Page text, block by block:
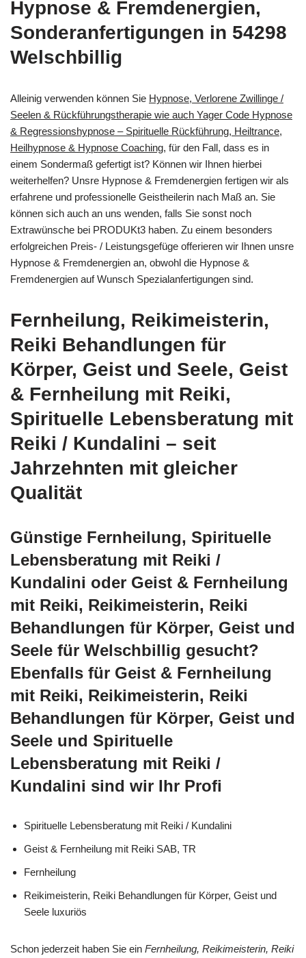
Hypnose & Fremdenergien,
Sonderanfertigungen in 54298
Welschbillig
Alleinig verwenden können Sie Hypnose, Verlorene Zwillinge /
Seelen & Rückführungstherapie wie auch Yager Code Hypnose
& Regressionshypnose – Spirituelle Rückführung, Heiltrance,
Heilhypnose & Hypnose Coaching, für den Fall, dass es in
einem Sondermaß gefertigt ist? Können wir Ihnen hierbei
weiterhelfen? Unsre Hypnose & Fremdenergien fertigen wir als
erfahrene und professionelle Geistheilerin nach Maß an. Sie
können sich auch an uns wenden, falls Sie sonst noch
Extrawünsche bei PRODUKt3 haben. Zu einem besonders
erfolgreichen Preis- / Leistungsgefüge offerieren wir Ihnen unsre
Hypnose & Fremdenergien an, obwohl die Hypnose &
Fremdenergien auf Wunsch Spezialanfertigungen sind.
Fernheilung, Reikimeisterin,
Reiki Behandlungen für
Körper, Geist und Seele, Geist
& Fernheilung mit Reiki,
Spirituelle Lebensberatung mit
Reiki / Kundalini – seit
Jahrzehnten mit gleicher
Qualität
Günstige Fernheilung, Spirituelle
Lebensberatung mit Reiki /
Kundalini oder Geist & Fernheilung
mit Reiki, Reikimeisterin, Reiki
Behandlungen für Körper, Geist und
Seele für Welschbillig gesucht?
Ebenfalls für Geist & Fernheilung
mit Reiki, Reikimeisterin, Reiki
Behandlungen für Körper, Geist und
Seele und Spirituelle
Lebensberatung mit Reiki /
Kundalini sind wir Ihr Profi
Spirituelle Lebensberatung mit Reiki / Kundalini
Geist & Fernheilung mit Reiki SAB, TR
Fernheilung
Reikimeisterin, Reiki Behandlungen für Körper, Geist und
Seele luxuriös
Schon jederzeit haben Sie ein Fernheilung, Reikimeisterin, Reiki